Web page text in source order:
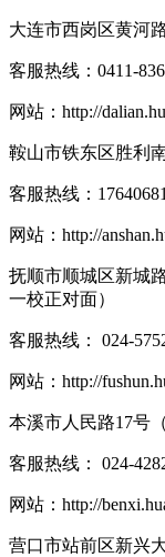
大连市西岗区黄河
客服热线： 0411-
网站： http://
鞍山市铁东区胜利
客服热线：
网站： http://
抚顺市顺城区新城
一校正对面）
客服热线： 024-
网站： http://
本溪市人民路17号
客服热线： 024-
网站： http://
营口市站前区新兴